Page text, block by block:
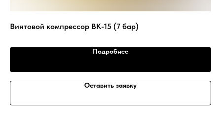
Винтовой компрессор ВК-15 (7 бар)
Подробнее
Оставить заявку